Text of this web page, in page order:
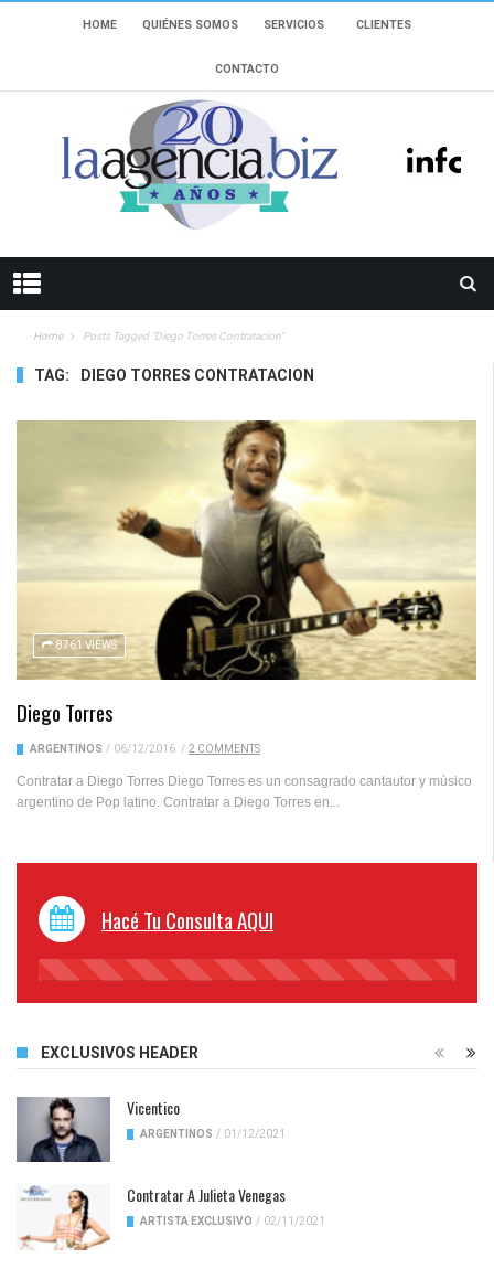
HOME QUIÉNES SOMOS SERVICIOS CLIENTES
CONTACTO
Home Posts Tagged "Diego Torres Contratacion"
TAG: DIEGO TORRES CONTRATACION
8761 VIEWS
Diego Torres
ARGENTINOS / 06/12/2016 / 2 COMMENTS
Contratar a Diego Torres Diego Torres es un consagrado cantautor y músico
argentino de Pop latino. Contratar a Diego Torres en...
Hacé Tu Consulta AQUI
45%
EXCLUSIVOS HEADER
Vicentico
ARGENTINOS / 01/12/2021
Contratar A Julieta Venegas
ARTISTA EXCLUSIVO / 02/11/2021